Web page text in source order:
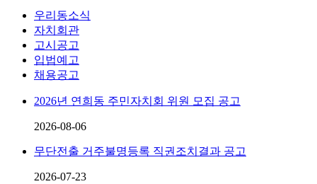
우리동소식
자치회관
고시공고
입법예고
채용공고
2026년 연희동 주민자치회 위원 모집 공고
2026-08-06
무단전출 거주불명등록 직권조치결과 공고
2026-07-23